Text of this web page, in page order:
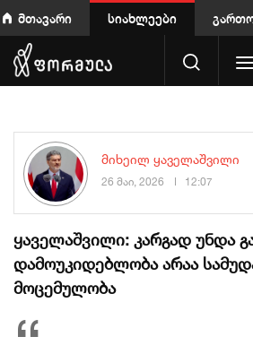
მთავარი სიახლეები
მიხეილ ყაველაშვილი
26 მაი, 2026 12:07
ყაველაშვილი: კარგად უნდა
დამოუკიდებლობა არაა
მოცემულობა